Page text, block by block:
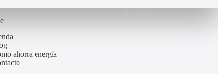
ahorra energía